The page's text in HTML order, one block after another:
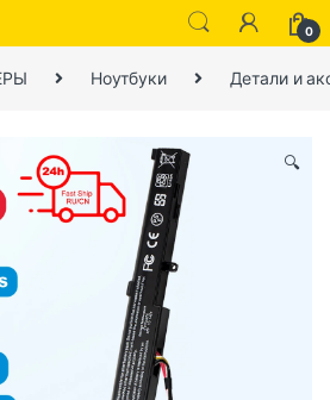
0
Ноутбуки Детали и
🔍